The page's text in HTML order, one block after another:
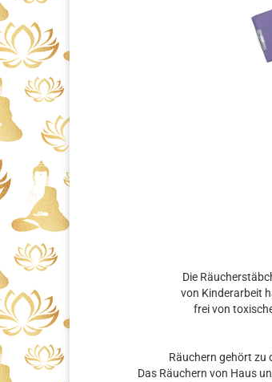
Die
von Kinderarbeit
frei von
Räuchern gehört zu
Das Räuchern von Haus